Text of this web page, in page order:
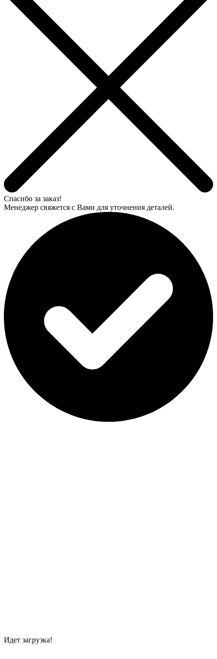
Спасибо за заказ!
Менеджер свяжется с Вами для уточнения деталей.
Идет загрузка!